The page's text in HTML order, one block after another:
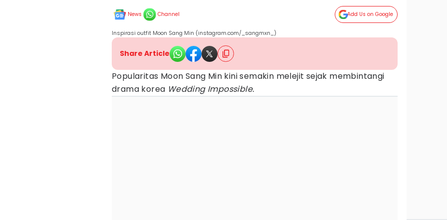
News Channel Add Us on Google
Inspirasi outfit Moon Sang Min (instagram.com/_sangmxn_)
Share Article
Popularitas Moon Sang Min kini semakin melejit sejak membintangi
drama korea Wedding Impossible.